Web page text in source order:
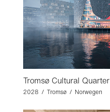
Tromsø Cultural Quarter
2028 / Tromsø / Norwegen